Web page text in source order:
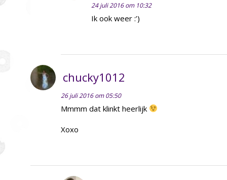
24 juli 2016 om 10:32
Ik ook weer :’)
chucky1012
26 juli 2016 om 05:50
Mmmm dat klinkt heerlijk
Xoxo